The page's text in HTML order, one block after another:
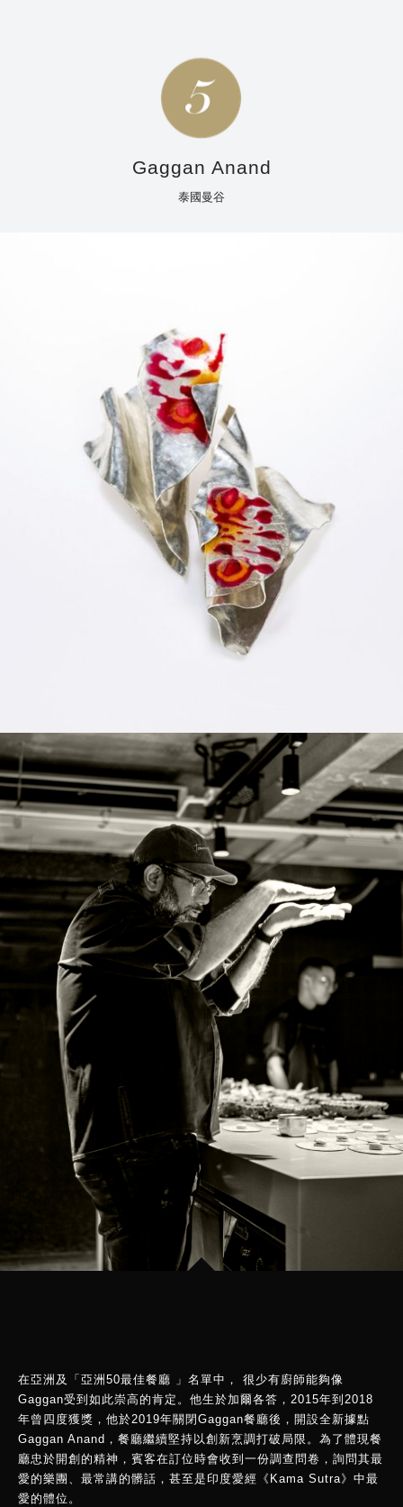
Gaggan Anand
泰國曼谷
在亞洲及「亞洲50最佳餐廳 」名單中， 很少有廚師能夠像
Gaggan受到如此崇高的肯定。他生於加爾各答，2015年到2018
年曾四度獲獎，他於2019年關閉Gaggan餐廳後，開設全新據點
Gaggan Anand，餐廳繼續堅持以創新烹調打破局限。為了體現餐
廳忠於開創的精神，賓客在訂位時會收到一份調查問卷，詢問其最
愛的樂團、最常講的髒話，甚至是印度愛經《Kama Sutra》中最
愛的體位。